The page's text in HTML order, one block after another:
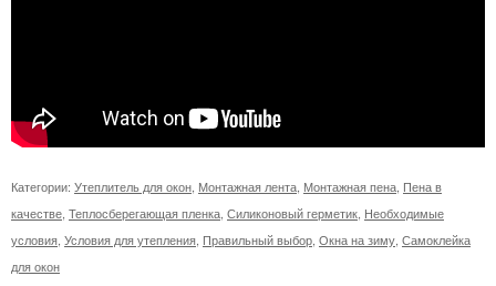
Категории: Утеплитель для окон Монтажная лента Монтажная пена Пена в
качестве Теплосберегающая пленка Силиконовый герметик Необходимые
условия Условия для утепления Правильный выбор Окна на зиму Самоклейка
для окон